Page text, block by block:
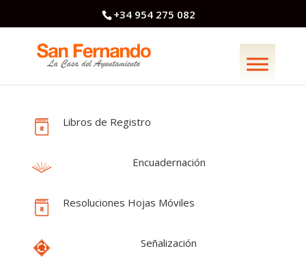
+34 954 275 082
Libros de Registro
Encuadernación
Resoluciones Hojas Móviles
Señalización